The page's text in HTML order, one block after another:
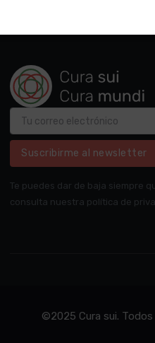
Suscribirme al newsletter
Te puedes dar de baja siempre
consulta nuestra política de
©2025 Cura sui.